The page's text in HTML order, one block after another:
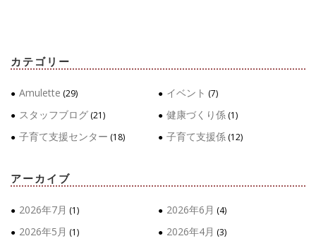
シ
ョ
カテゴリー
Amulette (29) イベント (7)
スタッフブログ (21) 健康づくり係 (1)
子育て支援センター (18) 子育て支援係 (12)
アーカイブ
2026年7月 (1) 2026年6月 (4)
2026年5月 (1) 2026年4月 (3)